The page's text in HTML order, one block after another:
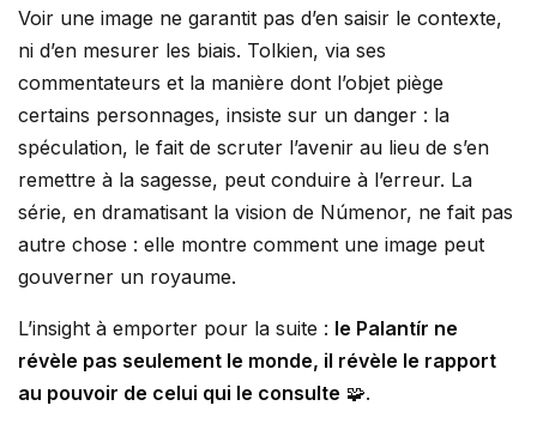
Voir une image ne garantit pas d’en saisir le contexte,
ni d’en mesurer les biais. Tolkien, via ses
commentateurs et la manière dont l’objet piège
certains personnages, insiste sur un danger : la
spéculation, le fait de scruter l’avenir au lieu de s’en
remettre à la sagesse, peut conduire à l’erreur. La
série, en dramatisant la vision de Númenor, ne fait pas
autre chose : elle montre comment une image peut
gouverner un royaume.
L’insight à emporter pour la suite : le Palantír ne
révèle pas seulement le monde, il révèle le rapport
au pouvoir de celui qui le consulte 🧩.